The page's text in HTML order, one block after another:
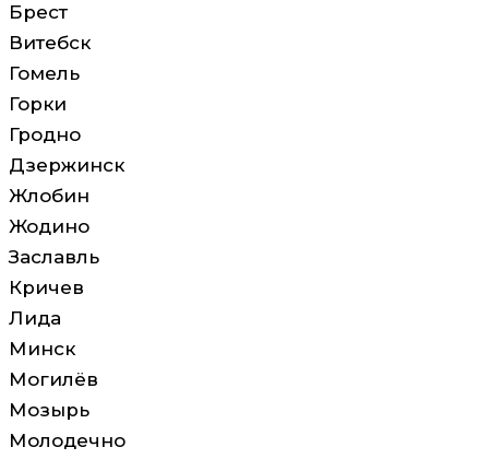
Брест
Витебск
Гомель
Горки
Гродно
Дзержинск
Жлобин
Жодино
Заславль
Кричев
Лида
Минск
Могилёв
Мозырь
Молодечно